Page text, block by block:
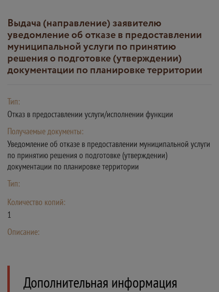
Выдача (направление) заявителю
уведомление об отказе в предоставлении
муниципальной услуги по принятию
решения о подготовке (утверждении)
документации по планировке территории
Тип:
Отказ в предоставлении услуги/исполнении функции
Получаемые документы:
Уведомление об отказе в предоставлении муниципальной услуги
по принятию решения о подготовке (утверждении)
документации по планировке территории
Тип:
Количество копий:
1
Описание:
Дополнительная информация